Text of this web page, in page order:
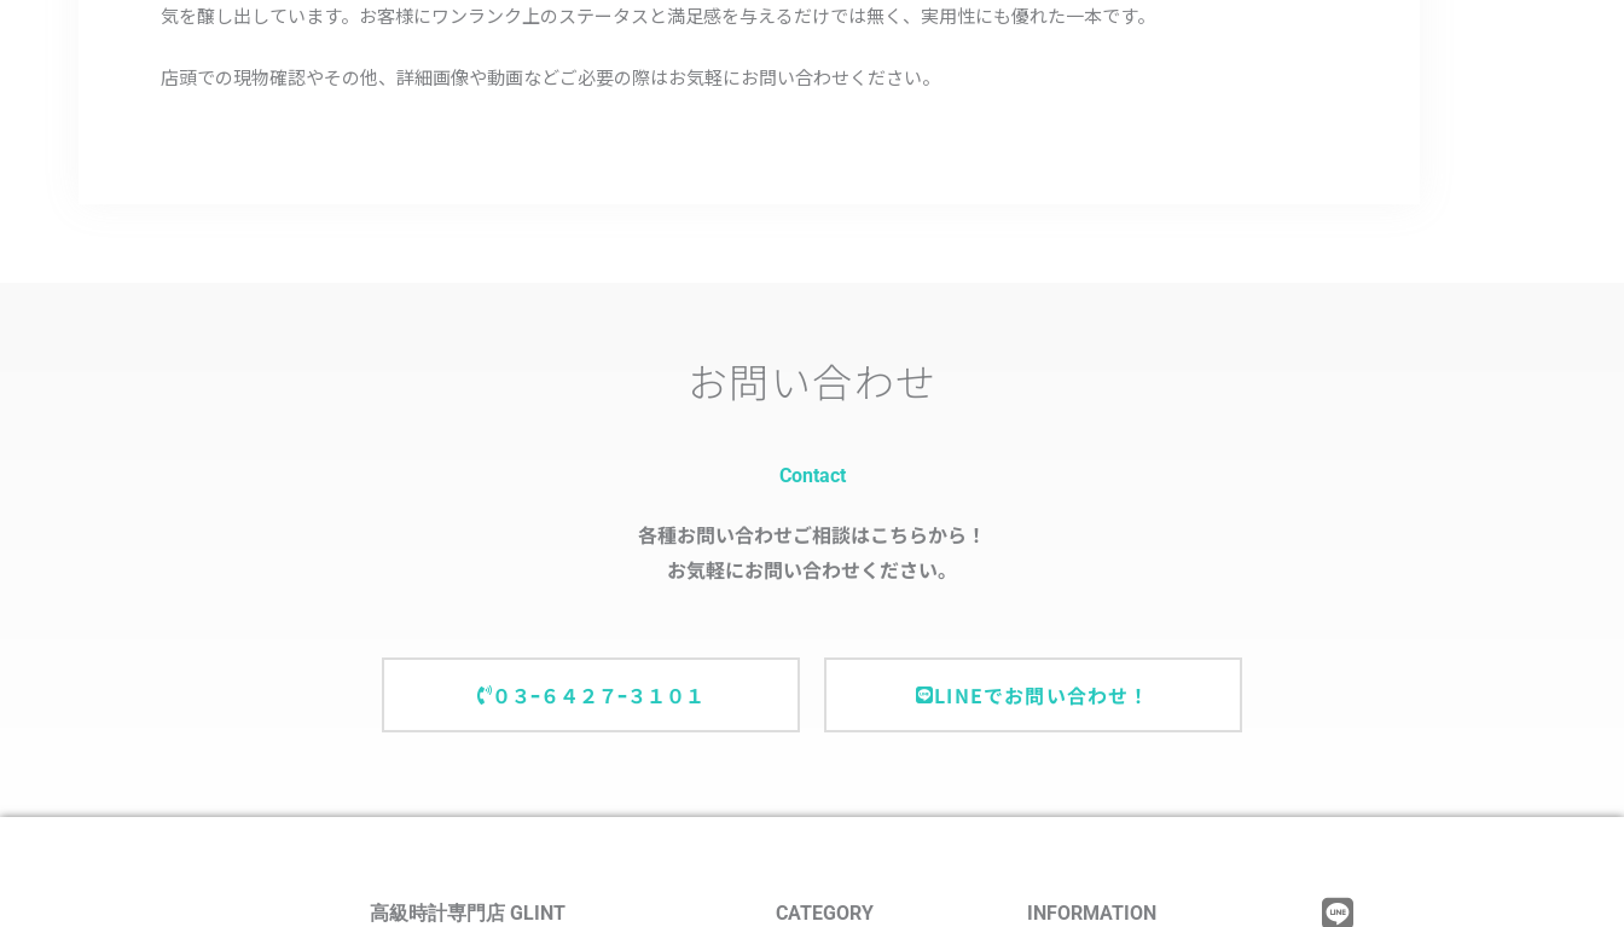
気を醸し出しています。お客様にワンランク上のステータスと満足感を与えるだけでは無く、実用性にも優れた一本です。
店頭での現物確認やその他、詳細画像や動画などご必要の際はお気軽にお問い合わせください。
お問い合わせ
Contact
各種お問い合わせご相談はこちらから！
お気軽にお問い合わせください。
０３ｰ６４２７ｰ３１０１ LINEでお問い合わせ！
高級時計専門店 GLINT CATEGORY INFORMATION